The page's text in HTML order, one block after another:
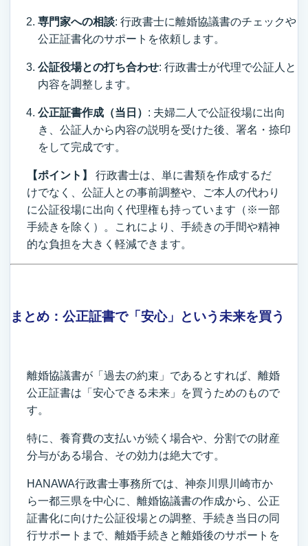
専門家への相談: 行政書士に離婚協議書のチェックや
公正証書化のサポートを依頼します。
公証役場との打ち合わせ: 行政書士が代理で公証人と
内容を調整します。
公正証書作成（当日） : 夫婦二人で公証役場に出向
き、公証人から内容の説明を受けた後、署名・捺印
をして完成です。
【ポイント】
行政書士は、単に書類を作成するだ
けでなく、公証人との事前調整や、ご本人の代わり
に公証役場に出向く代理権も持っています（※一部
手続きを除く）。これにより、手続きの手間や精神
的な負担を大きく軽減できます。
まとめ：公正証書で「安心」という未来を買う
離婚協議書が「過去の約束」であるとすれば、離婚
公正証書は「安心できる未来」を買うためのもので
す。
特に、養育費の支払いが続く場合や、分割での財産
分与がある場合、その効力は絶大です。
HANAWA行政書士事務所では、神奈川県川崎市か
ら一都三県を中心に、離婚協議書の作成から、公正
証書化に向けた公証役場との調整、手続き当日の同
行サポートまで、離婚手続きと離婚後のサポートを